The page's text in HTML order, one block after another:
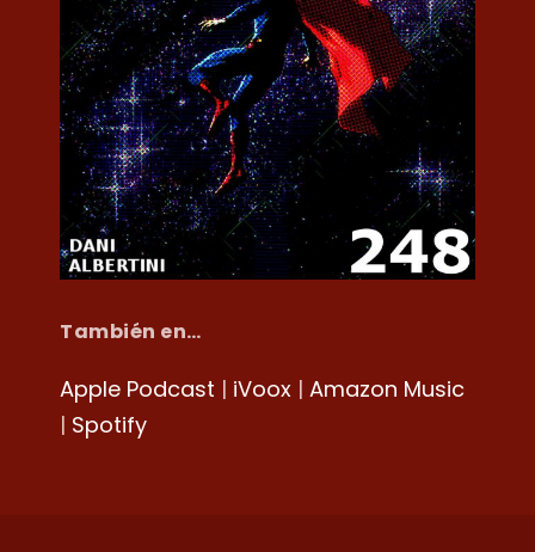
También en…
Apple Podcast | iVoox | Amazon Music
| Spotify